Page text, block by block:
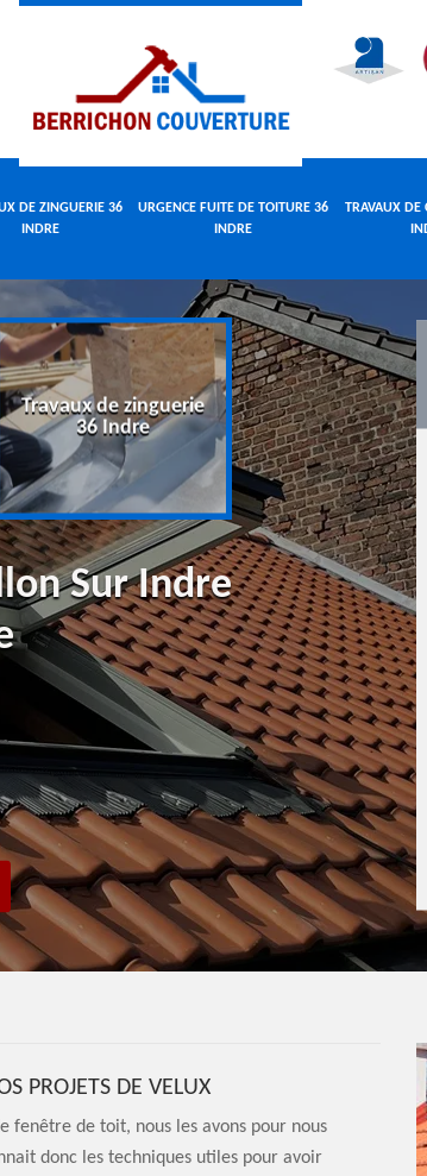
DE ZINGUERIE 36
INDRE
URGENCE FUITE DE TOITURE 36
INDRE
TRAVAUX DE
Travaux de zinguerie
36 Indre
Urgence fuite de
toiture 36
Sur Indre
PROJETS DE VELUX
fenêtre de toit, nous les avons pour nous
donc les techniques utiles pour avoir